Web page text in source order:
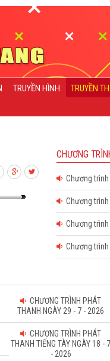
TRUYỀN HÌNH TRUYỀN
CHƯƠNG
Chương
Chương
Chương
Chương
CHƯƠNG TRÌNH PHÁT
THANH NGÀY 29 - 7 - 2026
CHƯƠNG TRÌNH PHÁT
THANH TIẾNG TÀY NGÀY 18 - 7
- 2026